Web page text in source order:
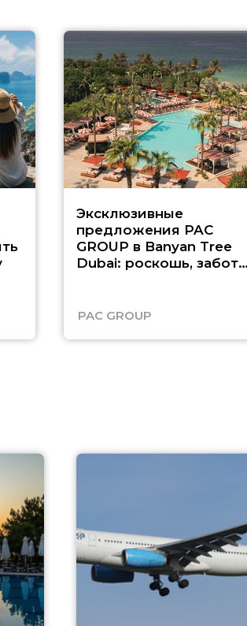
Эксклюзивные
предложения PAC
GROUP в Banyan Tree
Dubai: роскошь, забота
PAC GROUP